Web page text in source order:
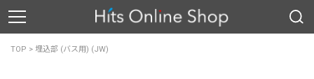
TOP > 埋込部 (バス用) (JW)